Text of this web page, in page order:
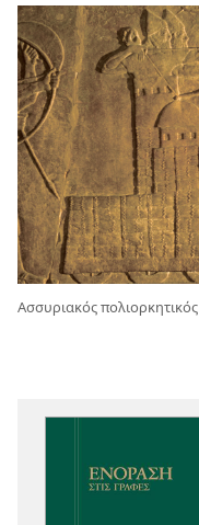
Ασσυριακός